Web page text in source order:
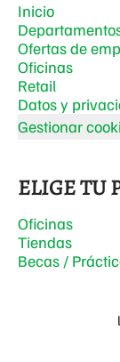
Inicio
Ofertas de
Oficinas
Retail
Datos y
Gestionar
ELIGE TU
Oficinas
Tiendas
Becas /